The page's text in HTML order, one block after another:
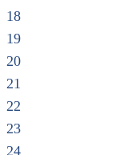
18
19
20
21
22
23
24